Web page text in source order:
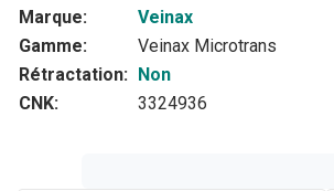
Marque:
Veinax
Gamme:
Veinax Microtrans
Rétractation: Non
CNK:
3324936